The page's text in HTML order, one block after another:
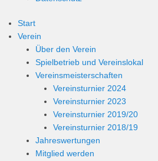
Start
Verein
Über den Verein
Spielbetrieb und Vereinslokal
Vereinsmeisterschaften
Vereinsturnier 2024
Vereinsturnier 2023
Vereinsturnier 2019/20
Vereinsturnier 2018/19
Jahreswertungen
Mitglied werden